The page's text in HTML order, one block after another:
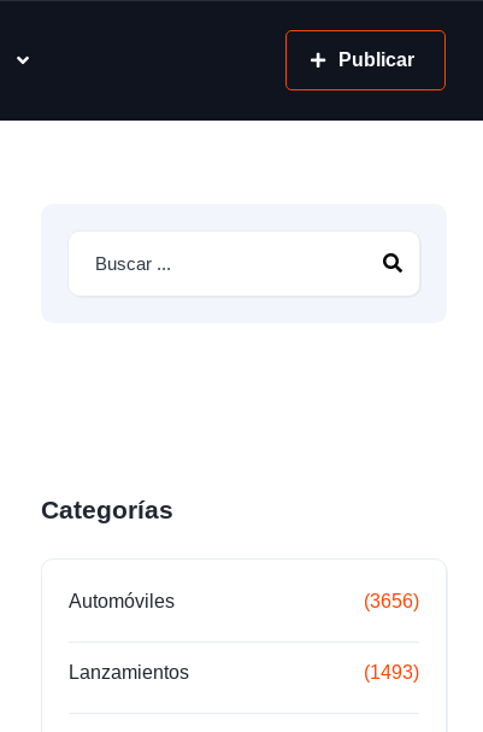
Publicar
Categorías
Automóviles (3656)
Lanzamientos (1493)